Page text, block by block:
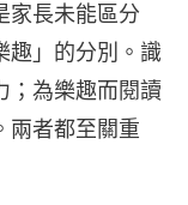
家長未能區分
趣」的分別。識
；為樂趣而閱讀
兩者都至關重